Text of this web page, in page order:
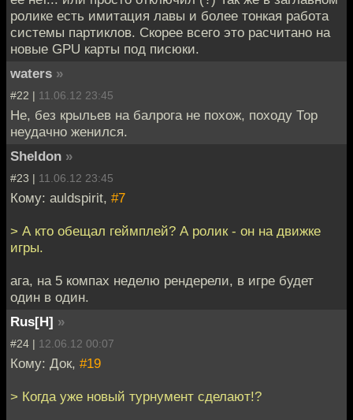
ролике есть имитация лавы и более тонкая работа
системы партиклов. Скорее всего это расчитано на
новые GPU карты под писюки.
waters »
#22 | 11.06.12 23:45
Не, без крыльев на балрога не похож, походу Тор
неудачно женился.
Sheldon »
#23 | 11.06.12 23:45
Кому: auldspirit, #7
> А кто обещал геймплей? А ролик - он на движке
игры.
ага, на 5 компах неделю рендерели, в игре будет
один в один.
Rus[H] »
#24 | 12.06.12 00:07
Кому: Док, #19
> Когда уже новый турнумент сделают!?